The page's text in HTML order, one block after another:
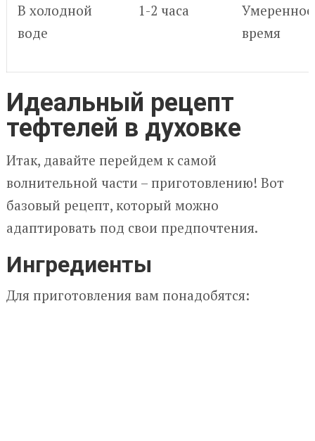
В холодной
воде
1-2 часа
Умеренное
время
Идеальный рецепт
тефтелей в духовке
Итак, давайте перейдем к самой
волнительной части – приготовлению! Вот
базовый рецепт, который можно
адаптировать под свои предпочтения.
Ингредиенты
Для приготовления вам понадобятся: